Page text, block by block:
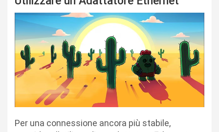
Per una connessione ancora più stabile,